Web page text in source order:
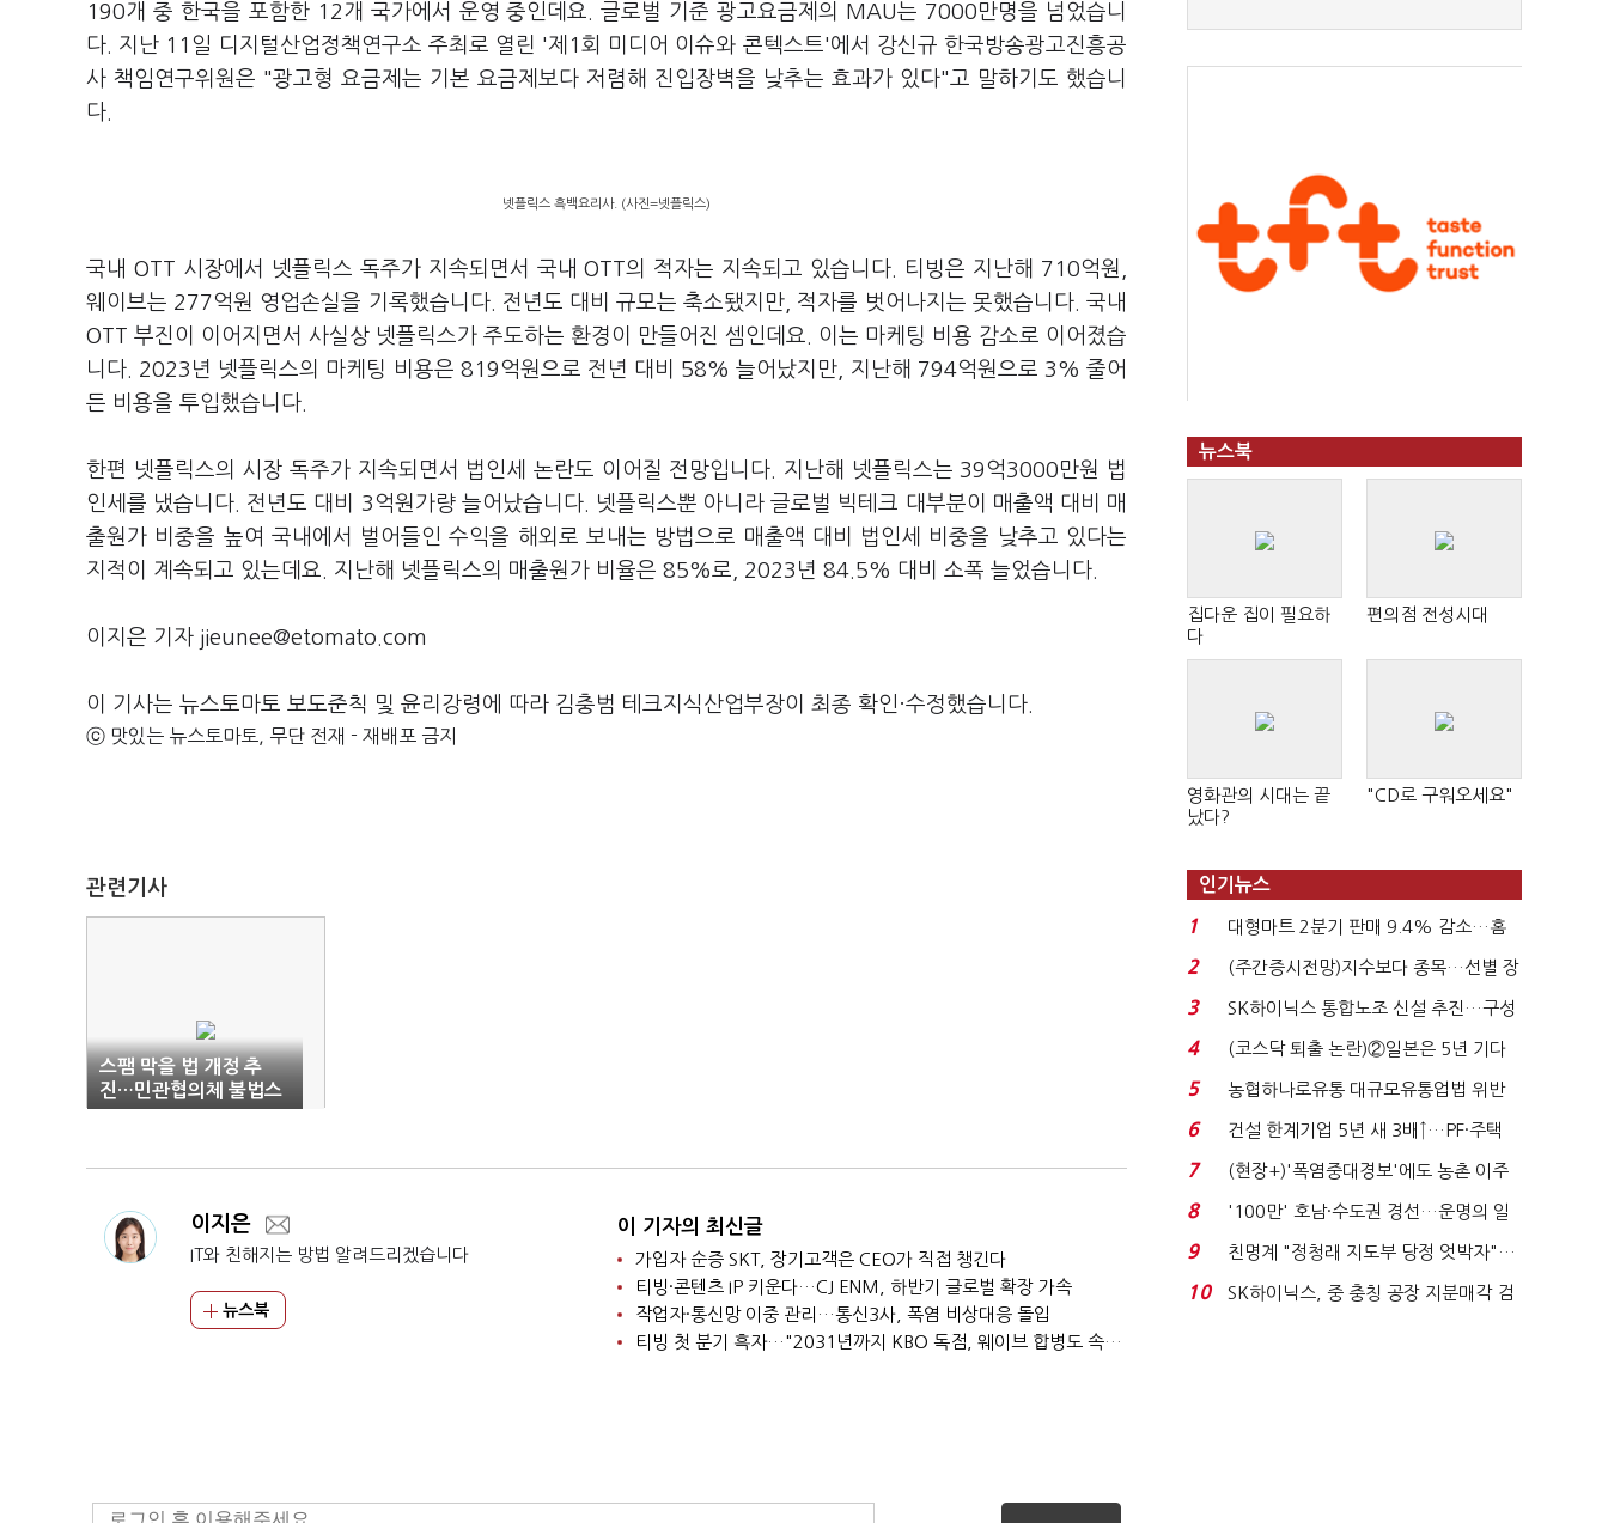
190개 중 한국을 포함한 12개 국가에서 운영 중인데요. 글로벌 기준 광고요금제의 MAU는 7000만명을 넘었습니
다. 지난 11일 디지털산업정책연구소 주최로 열린 '제1회 미디어 이슈와 콘텍스트'에서 강신규 한국방송광고진흥공
사 책임연구위원은 "광고형 요금제는 기본 요금제보다 저렴해 진입장벽을 낮추는 효과가 있다"고 말하기도 했습니
다.
넷플릭스 흑백요리사. (사진=넷플릭스)
국내 OTT 시장에서 넷플릭스 독주가 지속되면서 국내 OTT의 적자는 지속되고 있습니다. 티빙은 지난해 710억원,
웨이브는 277억원 영업손실을 기록했습니다. 전년도 대비 규모는 축소됐지만, 적자를 벗어나지는 못했습니다. 국내
OTT 부진이 이어지면서 사실상 넷플릭스가 주도하는 환경이 만들어진 셈인데요. 이는 마케팅 비용 감소로 이어졌습
니다. 2023년 넷플릭스의 마케팅 비용은 819억원으로 전년 대비 58% 늘어났지만, 지난해 794억원으로 3% 줄어
든 비용을 투입했습니다.
한편 넷플릭스의 시장 독주가 지속되면서 법인세 논란도 이어질 전망입니다. 지난해 넷플릭스는 39억3000만원 법
인세를 냈습니다. 전년도 대비 3억원가량 늘어났습니다. 넷플릭스뿐 아니라 글로벌 빅테크 대부분이 매출액 대비 매
출원가 비중을 높여 국내에서 벌어들인 수익을 해외로 보내는 방법으로 매출액 대비 법인세 비중을 낮추고 있다는
지적이 계속되고 있는데요. 지난해 넷플릭스의 매출원가 비율은 85%로, 2023년 84.5% 대비 소폭 늘었습니다.
이지은 기자 jieunee@etomato.com
이 기사는 뉴스토마토 보도준칙 및 윤리강령에 따라 김충범 테크지식산업부장이 최종 확인·수정했습니다.
ⓒ 맛있는 뉴스토마토, 무단 전재 - 재배포 금지
관련기사
스팸 막을 법 개정 추
진…민관협의체 불법스
팸 대응 강화
이지은
IT와 친해지는 방법 알려드리겠습니다
뉴스북
이 기자의 최신글
가입자 순증 SKT, 장기고객은 CEO가 직접 챙긴다
티빙·콘텐츠 IP 키운다…CJ ENM, 하반기 글로벌 확장 가속
작업자·통신망 이중 관리…통신3사, 폭염 비상대응 돌입
티빙 첫 분기 흑자…"2031년까지 KBO 독점, 웨이브 합병도 속도"
뉴스북
집다운 집이 필요하
다
편의점 전성시대
영화관의 시대는 끝
났다?
"CD로 구워오세요"
인기뉴스
1
대형마트 2분기 판매 9.4% 감소…홈
플러스 사태 여파...
2
(주간증시전망)지수보다 종목…선별 장
세 이어진다...
3
SK하이닉스 통합노조 신설 추진…구성
원 간 성과급 불...
4
(코스닥 퇴출 논란)②일본은 5년 기다
려주는데 우리는 ...
5
농협하나로유통 대규모유통업법 위반
적발…공정위, 과...
6
건설 한계기업 5년 새 3배↑…PF·주택
침체에 재무 ...
7
(현장+)'폭염중대경보'에도 농촌 이주
노동자는 강행군…'야...
8
'100만' 호남·수도권 경선…운명의 일
주일
9
친명계 "정청래 지도부 당정 엇박자"…
친청계 "신천지 오...
10
SK하이닉스, 중 충칭 공장 지분매각 검